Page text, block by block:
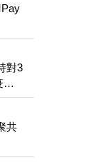
對3
措
共